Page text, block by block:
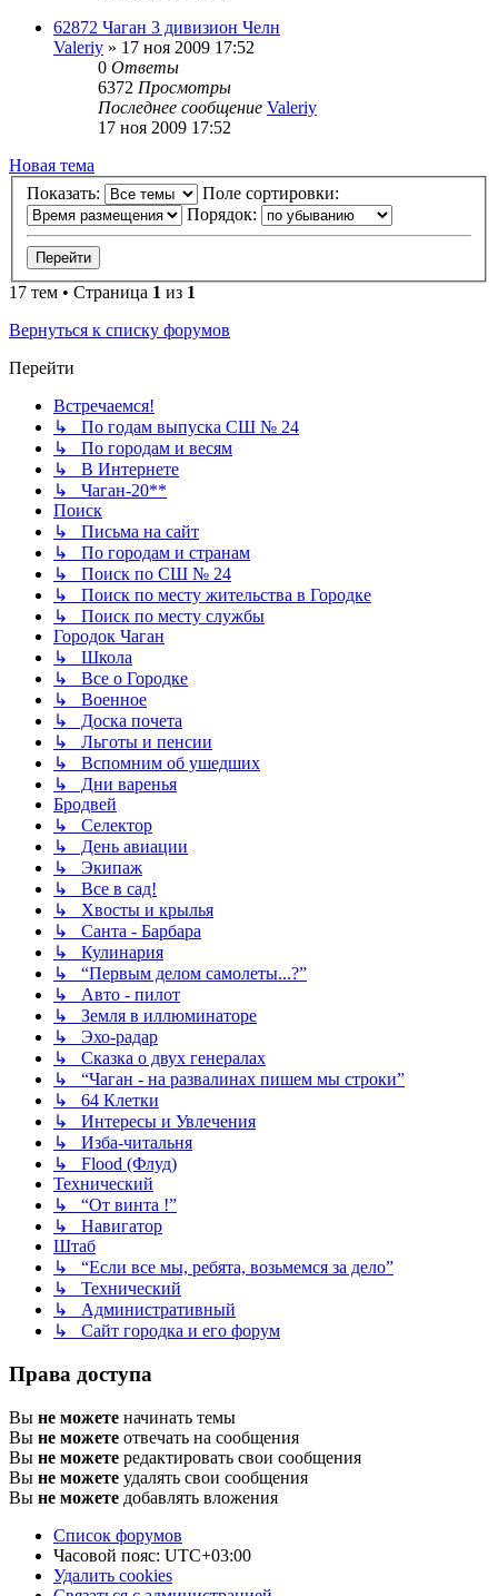
62872 Чаган 3 дивизион Челн
Valeriy » 17 ноя 2009 17:52
0 Ответы
6372 Просмотры
Последнее сообщение Valeriy
17 ноя 2009 17:52
Новая тема
Показать:
Поле сортировки:
Порядок:
17 тем • Страница 1 из 1
Вернуться к списку форумов
Перейти
Встречаемся!
↳ По годам выпуска СШ № 24
↳ По городам и весям
↳ В Интернете
↳ Чаган-20**
Поиск
↳ Письма на сайт
↳ По городам и странам
↳ Поиск по СШ № 24
↳ Поиск по месту жительства в Городке
↳ Поиск по месту службы
Городок Чаган
↳ Школа
↳ Все о Городке
↳ Военное
↳ Доска почета
↳ Льготы и пенсии
↳ Вспомним об ушедших
↳ Дни варенья
Бродвей
↳ Селектор
↳ День авиации
↳ Экипаж
↳ Все в сад!
↳ Хвосты и крылья
↳ Санта - Барбара
↳ Кулинария
↳ “Первым делом самолеты...?”
↳ Авто - пилот
↳ Земля в иллюминаторе
↳ Эхо-радар
↳ Сказка о двух генералах
↳ “Чаган - на развалинах пишем мы строки”
↳ 64 Клетки
↳ Интересы и Увлечения
↳ Изба-читальня
↳ Flood (Флуд)
Технический
↳ “От винта !”
↳ Навигатор
Штаб
↳ “Если все мы, ребята, возьмемся за дело”
↳ Технический
↳ Административный
↳ Сайт городка и его форум
Права доступа
Вы не можете начинать темы
Вы не можете отвечать на сообщения
Вы не можете редактировать свои сообщения
Вы не можете удалять свои сообщения
Вы не можете добавлять вложения
Список форумов
Часовой пояс: UTC+03:00
Удалить cookies